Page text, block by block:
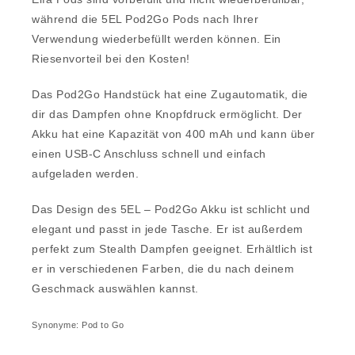
während die 5EL Pod2Go Pods nach Ihrer
Verwendung wiederbefüllt werden können. Ein
Riesenvorteil bei den Kosten!
Das Pod2Go Handstück hat eine Zugautomatik, die
dir das Dampfen ohne Knopfdruck ermöglicht. Der
Akku hat eine Kapazität von 400 mAh und kann über
einen USB-C Anschluss schnell und einfach
aufgeladen werden.
Das Design des 5EL – Pod2Go Akku ist schlicht und
elegant und passt in jede Tasche. Er ist außerdem
perfekt zum Stealth Dampfen geeignet. Erhältlich ist
er in verschiedenen Farben, die du nach deinem
Geschmack auswählen kannst.
Synonyme: Pod to Go